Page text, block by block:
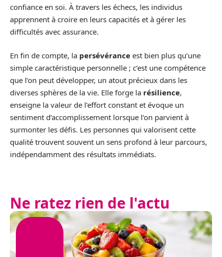
confiance en soi. À travers les échecs, les individus
apprennent à croire en leurs capacités et à gérer les
difficultés avec assurance.
En fin de compte, la persévérance est bien plus qu’une
simple caractéristique personnelle ; c’est une compétence
que l’on peut développer, un atout précieux dans les
diverses sphères de la vie. Elle forge la résilience,
enseigne la valeur de l’effort constant et évoque un
sentiment d’accomplissement lorsque l’on parvient à
surmonter les défis. Les personnes qui valorisent cette
qualité trouvent souvent un sens profond à leur parcours,
indépendamment des résultats immédiats.
Ne ratez rien de l'actu